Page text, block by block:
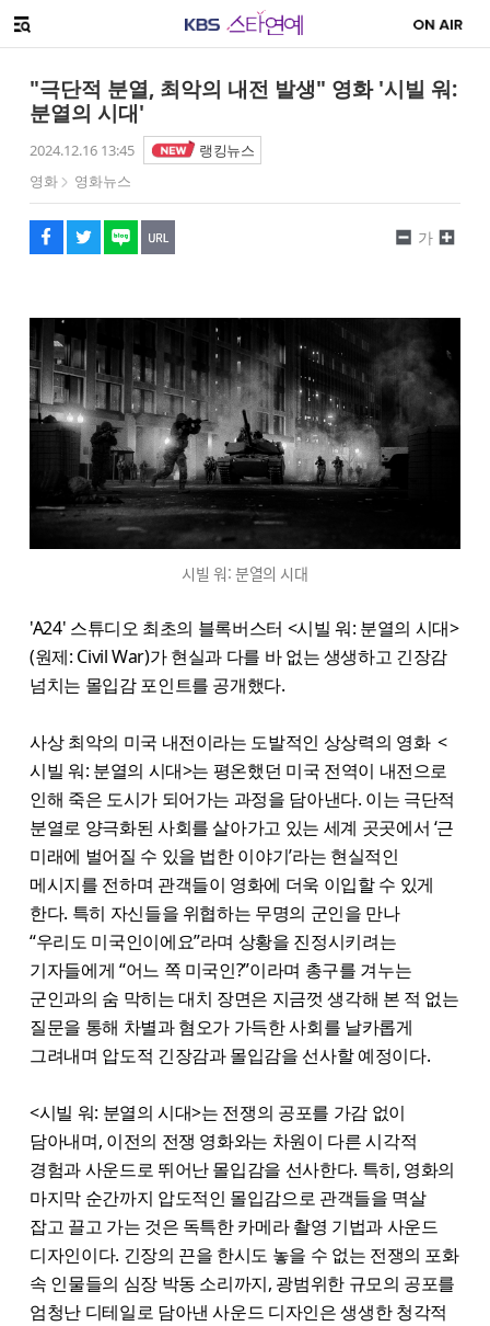
메뉴 열기
"극단적 분열, 최악의 내전 발생" 영화 '시빌 워:
분열의 시대'
2024.12.16 13:45
랭킹뉴스
영화
영화뉴스
페이스북
트위터
네이버
URL복사
글씨 작게보기
가
글씨 크게보기
시빌 워: 분열의 시대
'A24' 스튜디오 최초의 블록버스터 <시빌 워: 분열의 시대>
(원제: Civil War)가 현실과 다를 바 없는 생생하고 긴장감
넘치는 몰입감 포인트를 공개했다.
사상 최악의 미국 내전이라는 도발적인 상상력의 영화 <
시빌 워: 분열의 시대>는 평온했던 미국 전역이 내전으로
인해 죽은 도시가 되어가는 과정을 담아낸다. 이는 극단적
분열로 양극화된 사회를 살아가고 있는 세계 곳곳에서 ‘근
미래에 벌어질 수 있을 법한 이야기’라는 현실적인
메시지를 전하며 관객들이 영화에 더욱 이입할 수 있게
한다. 특히 자신들을 위협하는 무명의 군인을 만나
“우리도 미국인이에요”라며 상황을 진정시키려는
기자들에게 “어느 쪽 미국인?”이라며 총구를 겨누는
군인과의 숨 막히는 대치 장면은 지금껏 생각해 본 적 없는
질문을 통해 차별과 혐오가 가득한 사회를 날카롭게
그려내며 압도적 긴장감과 몰입감을 선사할 예정이다.
<시빌 워: 분열의 시대>는 전쟁의 공포를 가감 없이
담아내며, 이전의 전쟁 영화와는 차원이 다른 시각적
경험과 사운드로 뛰어난 몰입감을 선사한다. 특히, 영화의
마지막 순간까지 압도적인 몰입감으로 관객들을 멱살
잡고 끌고 가는 것은 독특한 카메라 촬영 기법과 사운드
디자인이다. 긴장의 끈을 한시도 놓을 수 없는 전쟁의 포화
속 인물들의 심장 박동 소리까지, 광범위한 규모의 공포를
엄청난 디테일로 담아낸 사운드 디자인은 생생한 청각적
해시태그